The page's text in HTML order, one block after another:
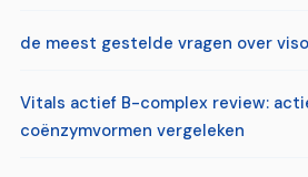
de meest gestelde vragen over
Vitals actief B-complex review:
coënzymvormen vergeleken